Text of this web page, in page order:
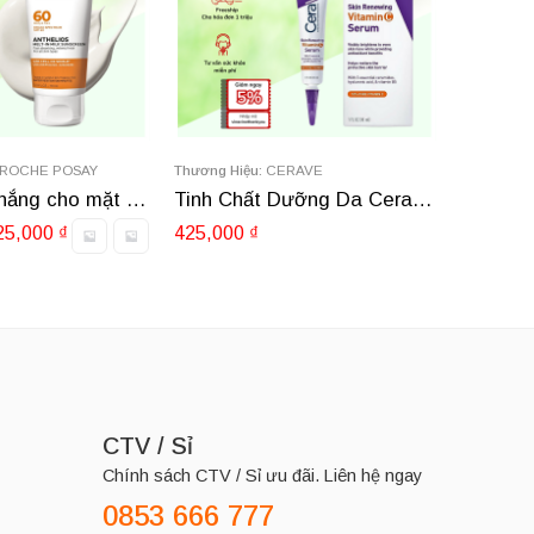
POSAY
Kem chống nắng cho mặt và toàn thân La Roche-Posay Anthelios Melt-In Milk Suncreen SPF 60
₫
Thương Hiệu: CERAVE
Tinh Chất Dưỡng Da Cerave Skin Renewing Vitamin C 30ml
425,000 ₫
CTV / Sỉ
Chính sách CTV / Sỉ ưu đãi. Liên hệ ngay
0853 666 777